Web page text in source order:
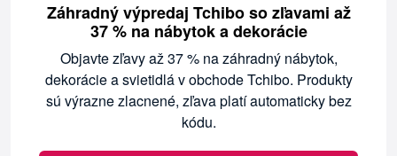
Záhradný výpredaj Tchibo so zľavami až
37 % na nábytok a dekorácie
Objavte zľavy až 37 % na záhradný nábytok,
dekorácie a svietidlá v obchode Tchibo. Produkty
sú výrazne zlacnené, zľava platí automaticky bez
kódu.